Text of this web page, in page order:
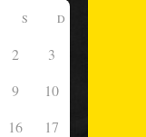
S D
2
3
9
10
16
17